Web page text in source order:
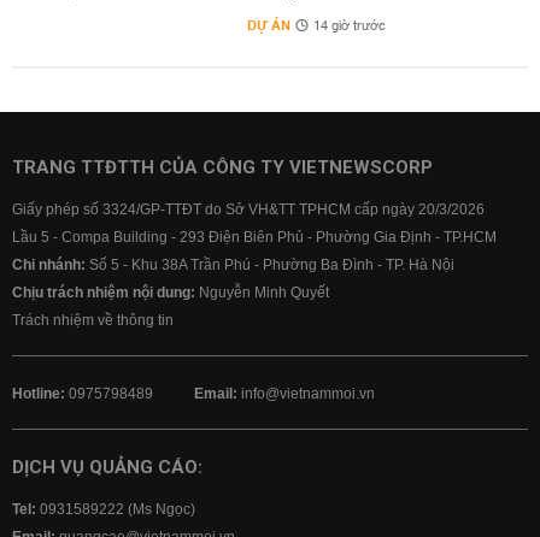
DỰ ÁN 14 giờ trước
TRANG TTĐTTH CỦA CÔNG TY VIETNEWSCORP
Giấy phép số 3324/GP-TTĐT do Sở VH&TT TPHCM cấp ngày 20/3/2026
Lầu 5 - Compa Building - 293 Điện Biên Phủ - Phường Gia Định - TP.HCM
Chi nhánh: Số 5 - Khu 38A Trần Phú - Phường Ba Đình - TP. Hà Nội
Chịu trách nhiệm nội dung: Nguyễn Minh Quyết
Trách nhiệm về thông tin
Hotline: 0975798489 Email: info@vietnammoi.vn
DỊCH VỤ QUẢNG CÁO:
Tel: 0931589222 (Ms Ngọc)